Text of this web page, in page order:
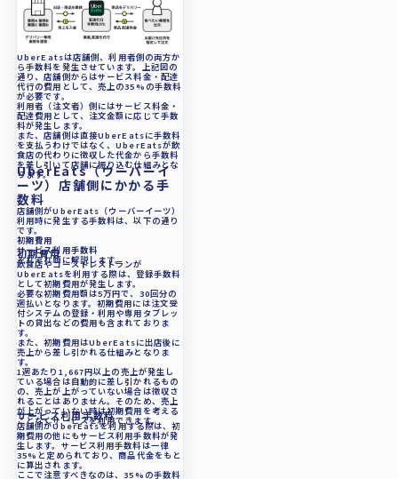
ルへの対応術
04
UberEats（ウ
ーバーイー
ツ）利用者側
にかかる手数
料
・配送手数料
・サービス手
数料
・少量注文の
05
UberEats（ウ
ーバーイー
ツ）手数料を
踏まえた値付
けの仕方
06
その他フード
デリバリーサ
ービスと比較
した時の手数
料比較
UberEatsは店舗側、利用者側の両方か
ら手数料を発生させています。上記図の
通り、店舗側からはサービス料金・配達
代行の費用として、売上の35%の手数料
が必要です。
利用者（注文者）側にはサービス料金・
配達費用として、注文金額に応じて手数
料が発生します。
また、店舗側は直接UberEatsに手数料
を支払うわけではなく、UberEatsが飲
食店の代わりに徴収した代金から手数料
を差し引いて店舗に振り込む仕組みとな
ります。
UberEats（ウーバーイ
ーツ）店舗側にかかる手
数料
店舗側がUberEats（ウーバーイーツ）
利用時に発生する手数料は、以下の通り
です。
初期費用
サービス利用手数料
それぞれ順に解説します。
初期費用
飲食店やゴーストレストランが
UberEatsを利用する際は、登録手数料
として初期費用が発生します。
必要な初期費用額は5万円で、30回分の
週払いとなります。初期費用には注文受
付システムの登録・利用や専用タブレッ
トの貸出などの費用も含まれておりま
す。
また、初期費用はUberEatsに出店後に
売上から差し引かれる仕組みとなりま
す。
1週あたり1,667円以上の売上が発生し
ている場合は自動的に差し引かれるもの
の、売上が上がっていない場合は徴収さ
れることはありません。そのため、売上
が上がっていない時は初期費用を考える
ことなくサービスを利用できます。
サービス利用手数料
店舗側がUberEatsを利用する際は、初
期費用の他にもサービス利用手数料が発
生します。サービス利用手数料は一律
35%と定められており、商品代金をもと
に算出されます。
ここで注意すべきなのは、35%の手数料